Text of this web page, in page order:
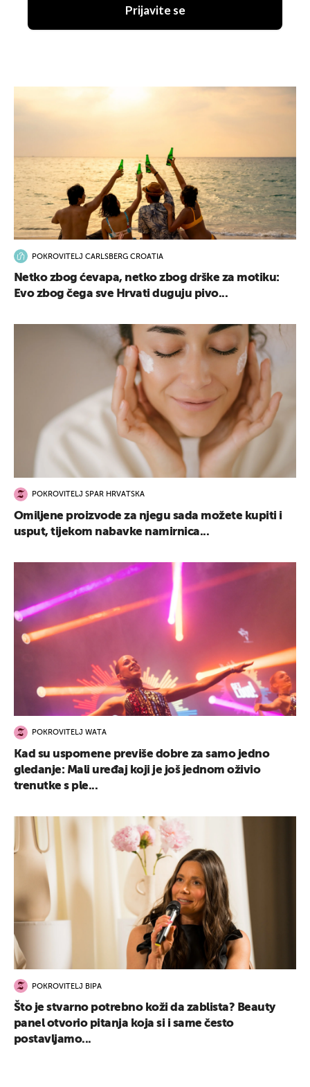
Prijavite se
POKROVITELJ CARLSBERG CROATIA
Netko zbog ćevapa, netko zbog drške za motiku:
Evo zbog čega sve Hrvati duguju pivo...
POKROVITELJ SPAR HRVATSKA
Omiljene proizvode za njegu sada možete kupiti i
usput, tijekom nabavke namirnica...
POKROVITELJ WATA
Kad su uspomene previše dobre za samo jedno
gledanje: Mali uređaj koji je još jednom oživio
trenutke s ple...
POKROVITELJ BIPA
Što je stvarno potrebno koži da zablista? Beauty
panel otvorio pitanja koja si i same često
postavljamo...